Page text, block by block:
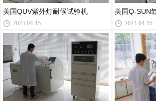
美国QUV紫外灯耐候试验机
2023-04-15
美国Q-SUN
2023-04-15